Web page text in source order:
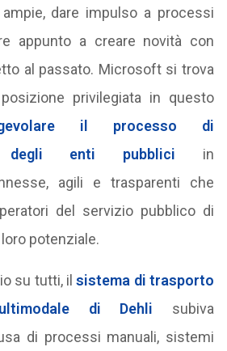
dare impulso a processi
appunto a creare novità con
al passato. Microsoft si trova
privilegiata in questo
il processo di
degli enti pubblici in
agili e trasparenti che
del servizio pubblico di
potenziale.
su tutti, ilsistema di trasporto
di Dehli subiva
di processi manuali, sistemi